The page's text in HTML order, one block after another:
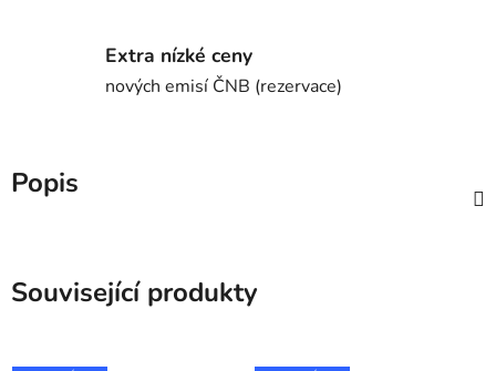
Extra nízké ceny
nových emisí ČNB (rezervace)
Popis
Související produkty